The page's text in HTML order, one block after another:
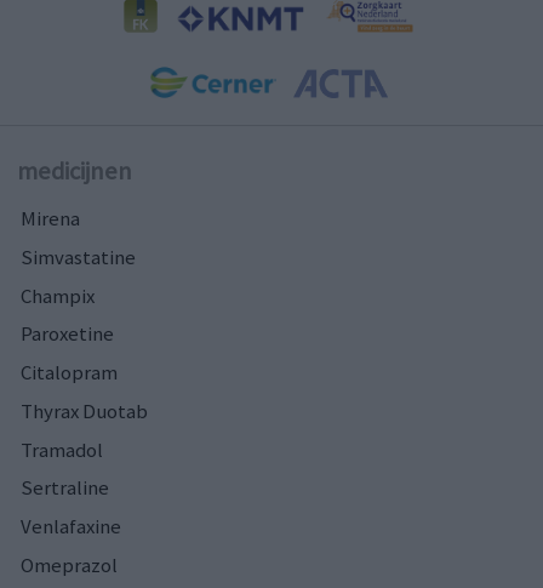
medicijnen
Mirena
Simvastatine
Champix
Paroxetine
Citalopram
Thyrax Duotab
Tramadol
Sertraline
Venlafaxine
Omeprazol